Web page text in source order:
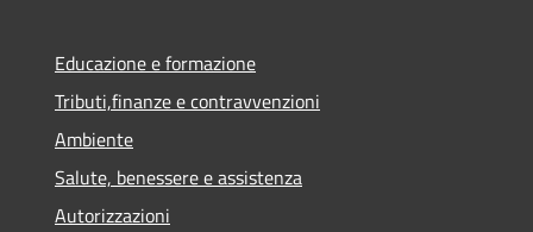
Educazione e formazione
Tributi,finanze e contravvenzioni
Ambiente
Salute, benessere e assistenza
Autorizzazioni